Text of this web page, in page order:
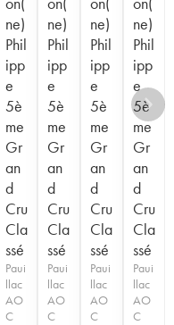
ne)
Phil
ipp
e
5è
me
Gr
an
d
Cru
Cla
ssé
Paui
llac
AO
C
ne)
Phil
ipp
e
5è
me
Gr
an
d
Cru
Cla
ssé
Paui
llac
AO
C
ne)
Phil
ipp
e
5è
me
Gr
an
d
Cru
Cla
ssé
Paui
llac
AO
C
ne)
Phil
ipp
e
5è
me
Gr
an
d
Cru
Cla
ssé
Paui
llac
AO
C